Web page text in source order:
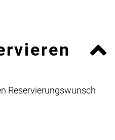
Reservierungswunsch